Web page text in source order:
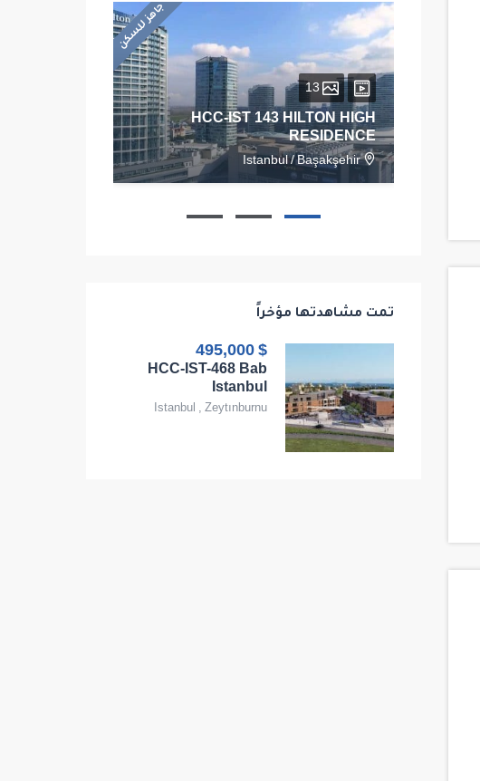
جاهز للسكن
HCC-IST 143 HILTON HIGH
RESIDENCE
Istanbul / Başakşehir
تمت مشاهدتها مؤخراً
$ 495,000
HCC-IST-468 Bab
Istanbul
Istanbul , Zeytınburnu